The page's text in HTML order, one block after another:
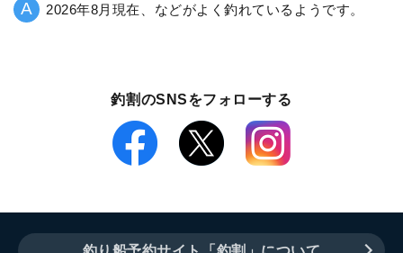
2026年8月現在、などがよく釣れているようです。
釣割のSNSをフォローする